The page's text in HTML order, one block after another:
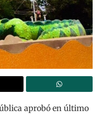
aprobó en último